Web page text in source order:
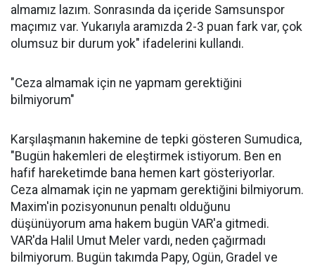
almamız lazım. Sonrasında da içeride Samsunspor
maçımız var. Yukarıyla aramızda 2-3 puan fark var, çok
olumsuz bir durum yok" ifadelerini kullandı.
"Ceza almamak için ne yapmam gerektiğini
bilmiyorum"
Karşılaşmanın hakemine de tepki gösteren Sumudica,
"Bugün hakemleri de eleştirmek istiyorum. Ben en
hafif hareketimde bana hemen kart gösteriyorlar.
Ceza almamak için ne yapmam gerektiğini bilmiyorum.
Maxim'in pozisyonunun penaltı olduğunu
düşünüyorum ama hakem bugün VAR'a gitmedi.
VAR'da Halil Umut Meler vardı, neden çağırmadı
bilmiyorum. Bugün takımda Papy, Ogün, Gradel ve